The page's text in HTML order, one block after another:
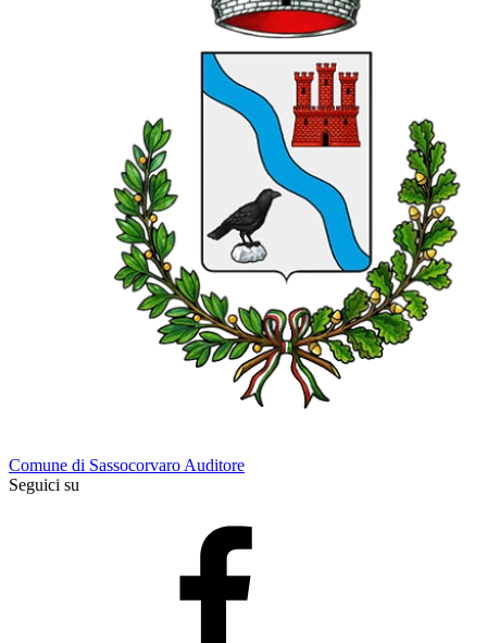
Comune di Sassocorvaro Auditore
Seguici su